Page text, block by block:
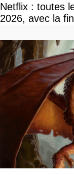
Netflix : toutes
2026, avec la